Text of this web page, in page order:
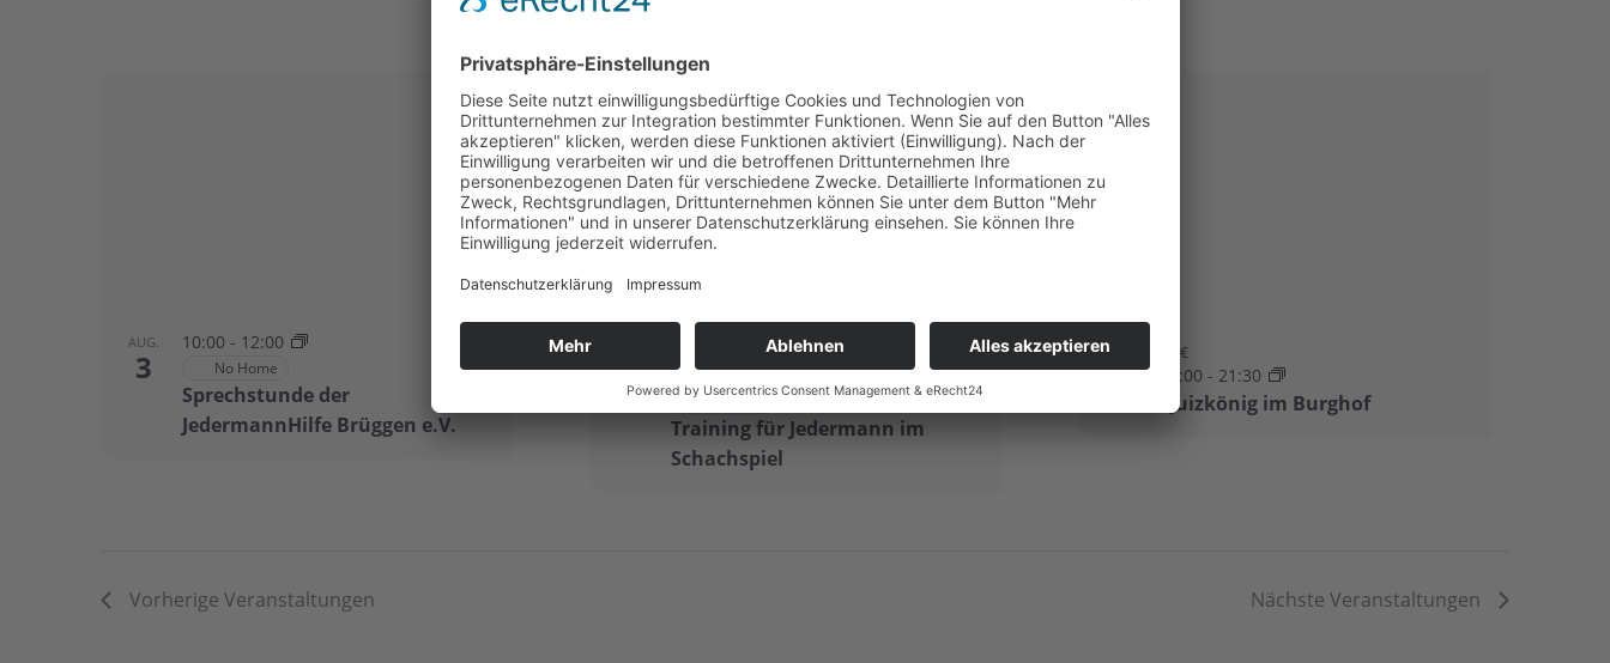
AUG.
3
Sprechstunde der
JedermannHilfe Brüggen e.V.
10:00 - 12:00
No Home 3
Training für Jedermann im
Schachspiel
18:00-22:00
No Home
AUG.
3
Quizkönig im Burghof
19:00 - 21:30
12 €
Vorherige Veranstaltungen Nächste Veranstaltungen